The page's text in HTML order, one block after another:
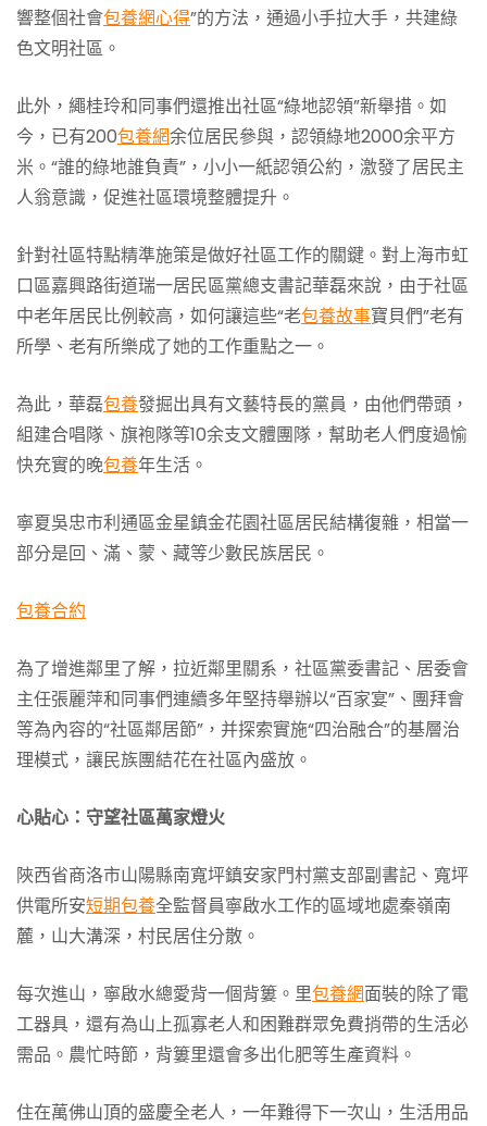
響整個社會包養網心得”的方法，通過小手拉大手，共建綠
色文明社區。
此外，繩桂玲和同事們還推出社區“綠地認領”新舉措。如
今，已有200包養網余位居民參與，認領綠地2000余平方
米。“誰的綠地誰負責”，小小一紙認領公約，激發了居民主
人翁意識，促進社區環境整體提升。
針對社區特點精準施策是做好社區工作的關鍵。對上海市虹
口區嘉興路街道瑞一居民區黨總支書記華磊來說，由于社區
中老年居民比例較高，如何讓這些“老包養故事寶貝們”老有
所學、老有所樂成了她的工作重點之一。
為此，華磊包養發掘出具有文藝特長的黨員，由他們帶頭，
組建合唱隊、旗袍隊等10余支文體團隊，幫助老人們度過愉
快充實的晚包養年生活。
寧夏吳忠市利通區金星鎮金花園社區居民結構復雜，相當一
部分是回、滿、蒙、藏等少數民族居民。
包養合約
為了增進鄰里了解，拉近鄰里關系，社區黨委書記、居委會
主任張麗萍和同事們連續多年堅持舉辦以“百家宴”、團拜會
等為內容的“社區鄰居節”，并探索實施“四治融合”的基層治
理模式，讓民族團結花在社區內盛放。
心貼心：守望社區萬家燈火
陜西省商洛市山陽縣南寬坪鎮安家門村黨支部副書記、寬坪
供電所安短期包養全監督員寧啟水工作的區域地處秦嶺南
麓，山大溝深，村民居住分散。
每次進山，寧啟水總愛背一個背簍。里包養網面裝的除了電
工器具，還有為山上孤寡老人和困難群眾免費捎帶的生活必
需品。農忙時節，背簍里還會多出化肥等生產資料。
住在萬佛山頂的盛慶全老人，一年難得下一次山，生活用品